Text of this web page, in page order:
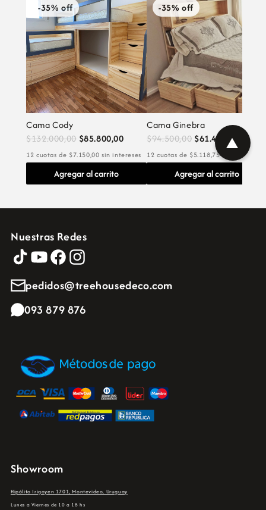
-35% off
Cama Cody
$132.000,00 $85.800,00
12 cuotas de $7.150,00 sin intereses
Agregar al carrito
-35% off
Cama Ginebra
$94.500,00 $61.425,00
12 cuotas de $5.118,75 sin intereses
Agregar al carrito
▲
Nuestras Redes
pedidos@treehousedeco.com
093 879 876
Showroom
Hipólito Irigoyen 1701, Montevideo, Uruguay
Lunes a Viernes de 10 a 18 hs